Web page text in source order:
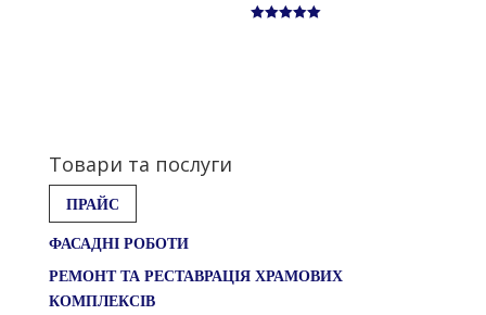
Товари та послуги
ПРАЙС
ФАСАДНІ РОБОТИ
РЕМОНТ ТА РЕСТАВРАЦІЯ ХРАМОВИХ
КОМПЛЕКСІВ